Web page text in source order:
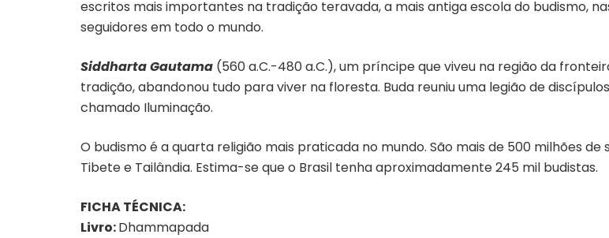
escritos mais importantes na tradição teravada, a mais antiga escola do budismo,
seguidores em todo o mundo.
Siddharta Gautama (560 a.C.-480 a.C.), um príncipe que viveu na região da
tradição, abandonou tudo para viver na floresta. Buda reuniu uma legião de
chamado Iluminação.
O budismo é a quarta religião mais praticada no mundo. São mais de 500 milhões
Tibete e Tailândia. Estima-se que o Brasil tenha aproximadamente 245 mil budistas.
FICHA TÉCNICA:
Livro:Dhammapada